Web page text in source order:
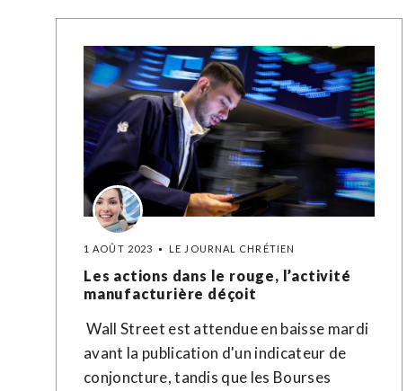
1 AOÛT 2023 LE JOURNAL CHRÉTIEN
Les actions dans le rouge, l’activité
manufacturière déçoit
Wall Street est attendue en baisse mardi
avant la publication d'un indicateur de
conjoncture, tandis que les Bourses